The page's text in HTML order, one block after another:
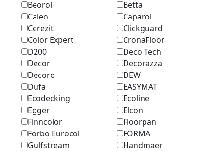
Beorol
Betta
Caleo
Caparol
Cerezit
Clickguard
Color Expert
CronaFloor
D200
Deco Tech
Decor
Decorazza
Decoro
DEW
Dufa
EASYMAT
Ecodecking
Ecoline
Egger
Elcon
Finncolor
Floorpan
Forbo Eurocol
FORMA
Gulfstream
Handmaer